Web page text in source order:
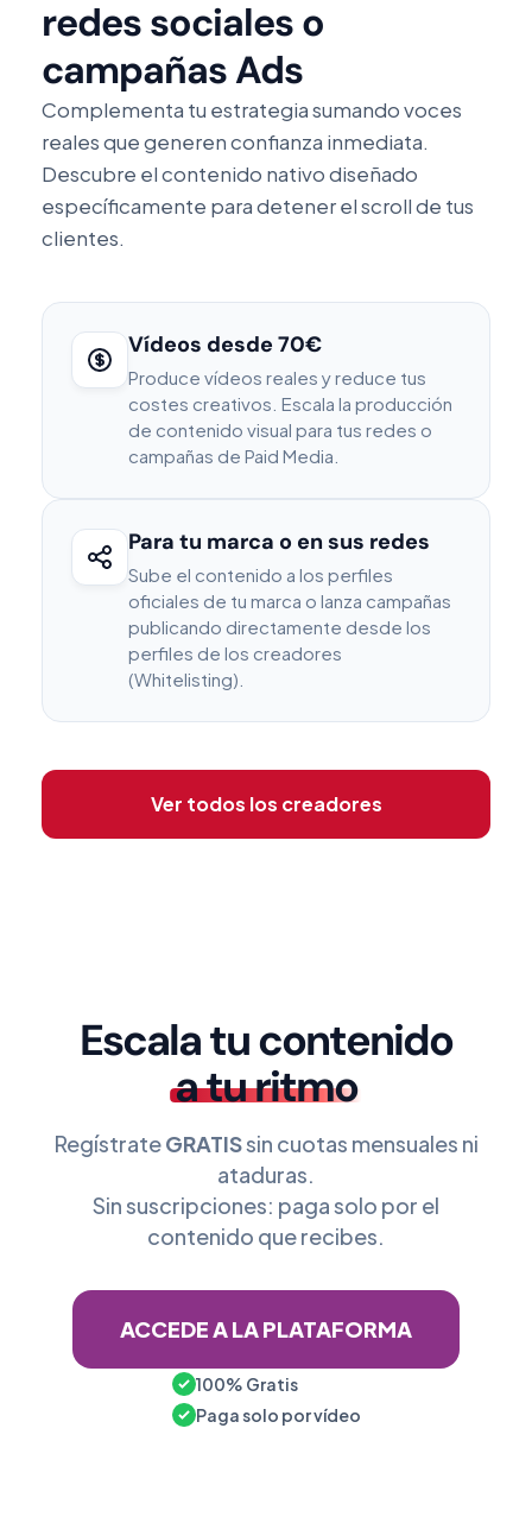
redes sociales o
campañas Ads
Complementa tu estrategia sumando voces
reales que generen confianza inmediata.
Descubre el contenido nativo diseñado
específicamente para detener el scroll de tus
clientes.
Vídeos desde 70€
Produce vídeos reales y reduce tus
costes creativos. Escala la producción
de contenido visual para tus redes o
campañas de Paid Media.
Para tu marca o en sus redes
Sube el contenido a los perfiles
oficiales de tu marca o lanza campañas
publicando directamente desde los
perfiles de los creadores
(Whitelisting).
Ver todos los creadores
Escala tu contenido
a tu ritmo
RegístrateGRATISsin cuotas mensuales ni
ataduras.
Sin suscripciones: paga solo por el
contenido que recibes.
ACCEDE A LA PLATAFORMA
100% Gratis
Paga solo por vídeo